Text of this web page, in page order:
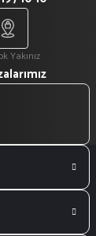
Yakınız